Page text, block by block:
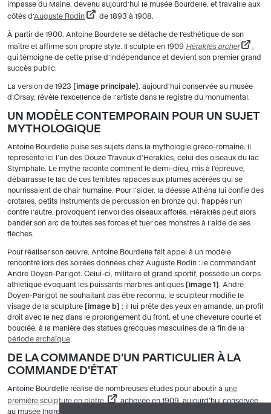
impasse du Maine, devenu aujourd'hui le musée Bourdelle, et travaille aux
côtés d'Auguste Rodin de 1893 à 1908.
À partir de 1900, Antoine Bourdelle se détache de l'esthétique de son
maître et affirme son propre style. Il sculpte en 1909 Héraklès archer
qui témoigne de cette prise d'indépendance et devient son premier grand
succès public.
La version de 1923 image principale
, aujourd'hui conservée au musée
d'Orsay, révèle l'excellence de l'artiste dans le registre du monumental.
UN MODÈLE CONTEMPORAIN POUR UN SUJET
MYTHOLOGIQUE
Antoine Bourdelle puise ses sujets dans la mythologie gréco-romaine. Il
représente ici l'un des Douze Travaux d'Héraklès, celui des oiseaux du lac
Stymphale. Le mythe raconte comment le demi-dieu, mis à l'épreuve,
débarrasse le lac de ces terribles rapaces aux plumes acérées qui se
nourrissaient de chair humaine. Pour l'aider, la déesse Athéna lui confie des
crotales, petits instruments de percussion en bronze qui, frappés l'un
contre l'autre, provoquent l'envol des oiseaux affolés. Héraklès peut alors
bander son arc de toutes ses forces et tuer ces monstres à l'aide de ses
flèches.
Pour réaliser son œuvre, Antoine Bourdelle fait appel à un modèle
rencontré lors des soirées données chez Auguste Rodin : le commandant
André Doyen-Parigot. Celui-ci, militaire et grand sportif, possède un corps
athlétique évoquant les puissants marbres antiques
image 1
. André
Doyen-Parigot ne souhaitant pas être reconnu, le sculpteur modifie le
visage de la sculpture
image b
: il lui prête des yeux en amande, un profil
droit avec le nez dans le prolongement du front, et une chevelure courte et
bouclée, à la manière des statues grecques masculines de la fin de la
période archaïque.
DE LA COMMANDE D'UN PARTICULIER À LA
COMMANDE D'ÉTAT
Antoine Bourdelle réalise de nombreuses études pour aboutir à une
première sculpture en plâtre
achevée en 1909, aujourd'hui conservée
au musée Ingres-Bourdelle à Montauban. Celle-ci est encore de petite